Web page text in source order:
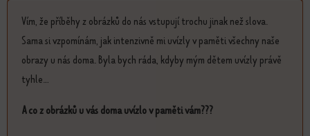
Vím, že příběhy z obrázků do nás vstupují trochu jinak než slova.
Sama si vzpomínám, jak intenzivně mi uvízly v paměti všechny naše
obrazy u nás doma. Byla bych ráda, kdyby mým dětem uvízly právě
tyhle...
A co z obrázků u vás doma uvízlo v paměti vám???